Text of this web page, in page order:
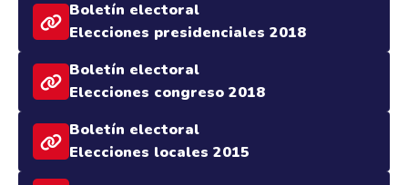
Boletín electoral
Elecciones presidenciales 2018
Boletín electoral
Elecciones congreso 2018
Boletín electoral
Elecciones locales 2015